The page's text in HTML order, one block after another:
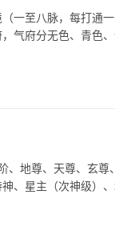
（一至八脉，每打通
气府分无色、青色
、地尊、天尊、玄
、星主（次神级）